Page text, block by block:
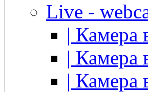
Live -
| Камера
| Камера
| Камера